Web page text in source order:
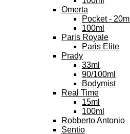
Omerta
Pocket - 20ml
100ml
Paris Royale
Paris Elite
Prady
33ml
90/100ml
Bodymist
Real Time
15ml
100ml
Robberto Antonio
Sentio